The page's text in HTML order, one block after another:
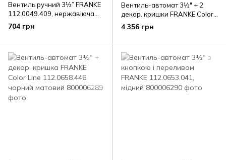
Вентиль ручний 3½” FRANKE
112.0049.409, нержавіюча
сталь
704 грн
Вентиль-автомат 3½" + 2
декор. кришки FRANKE Color
Line 112.0658.485, чорний
матовий
4 356 грн